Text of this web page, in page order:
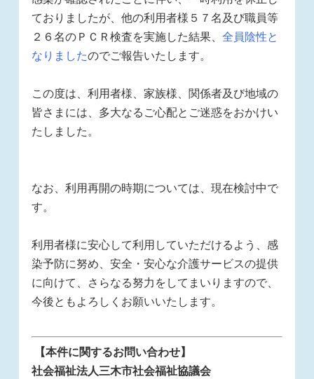
ておりましたが、他の利用者様５７名及び職員等
２６名のＰＣＲ検査を実施した結果、 全員陰性と
なりましたのでご報告いたします。
この度は、利用者様、家族様、関係者及び地域の
皆さまには、多大なるご心配とご迷惑をおかけい
たしました。
なお、利用再開の時期については、現在検討中で
す。
利用者様に安心して利用していただけるよう、感
染予防に努め、安全・安心な介護サービスの提供
に向けて、さらなる努力をしてまいりますので、
今後ともよろしくお願いいたします。
【本件に関するお問い合わせ】
社会福祉法人三木市社会福祉協議会